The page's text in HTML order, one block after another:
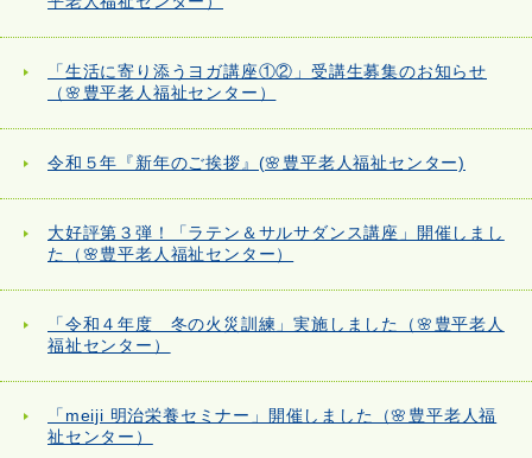
「生活に寄り添うヨガ講座①②」受講生募集のお知らせ
（🌸豊平老人福祉センター）
令和５年『新年のご挨拶』(🌸豊平老人福祉センター)
大好評第３弾！「ラテン＆サルサダンス講座」開催しまし
た（🌸豊平老人福祉センター）
「令和４年度 冬の火災訓練」実施しました（🌸豊平老人
福祉センター）
「meiji 明治栄養セミナー」開催しました（🌸豊平老人福
祉センター）